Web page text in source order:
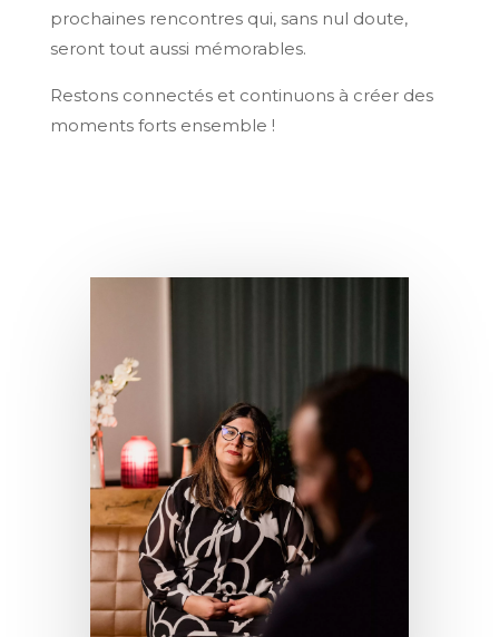
prochaines rencontres qui, sans nul doute,
seront tout aussi mémorables.
Restons connectés et continuons à créer des
moments forts ensemble !